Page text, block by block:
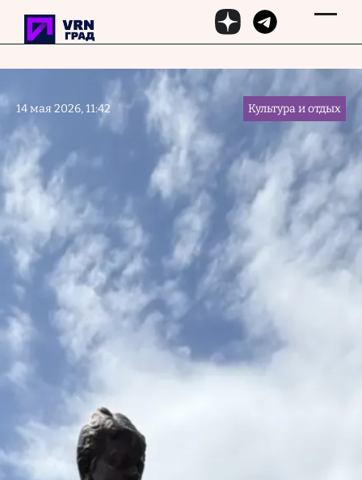
Перейти к основному содержанию
14 мая 2026, 11:42 Культура и отдых